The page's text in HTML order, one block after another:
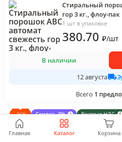
Главная Каталог Корзина
Стиральный
гор 3 кг., флоу-пак
1 шт в упаковке
380.70 ₽/шт
В наличии
12 августа
Всего 1
-26% Скидка -3% Возврат НДС
Мыло Camay
85 гр., бумага